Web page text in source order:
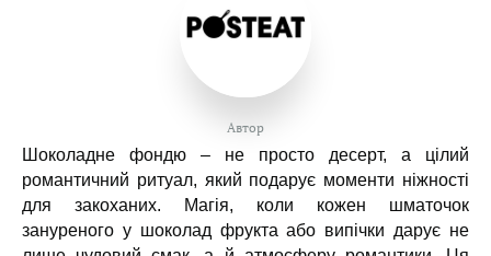
Автор
Шоколадне фондю – не просто десерт, а цілий
романтичний ритуал, який подарує моменти ніжності
для закоханих. Магія, коли кожен шматочок
зануреного у шоколад фрукта або випічки дарує не